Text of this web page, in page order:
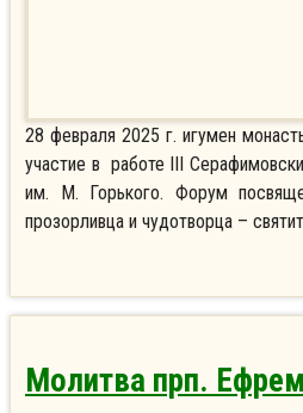
28 февраля 2025 г. игумен
участие в работе III
им. М. Горького. Форум
прозорливца и чудотворца –
Молитва прп.